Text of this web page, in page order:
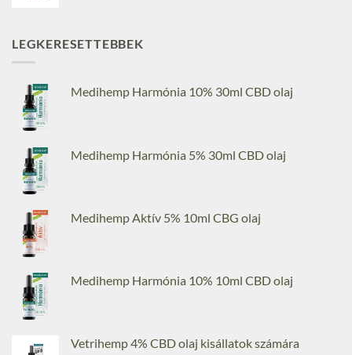
LEGKERESETTEBBEK
Medihemp Harmónia 10% 30ml CBD olaj
Medihemp Harmónia 5% 30ml CBD olaj
Medihemp Aktív 5% 10ml CBG olaj
Medihemp Harmónia 10% 10ml CBD olaj
Vetrihemp 4% CBD olaj kisállatok számára